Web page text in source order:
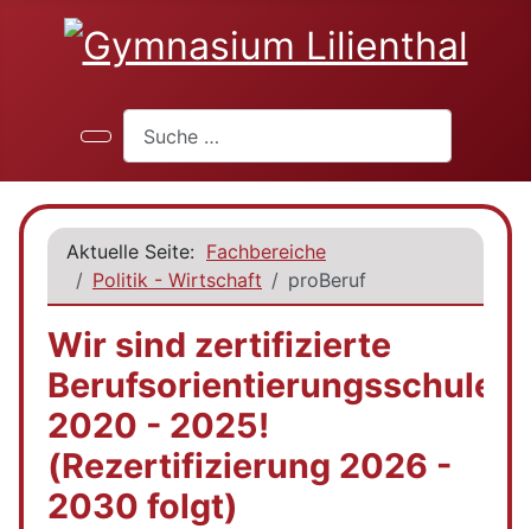
Aktuelle Seite: Fachbereiche
Politik - Wirtschaft
proBeruf
Wir sind zertifizierte
Berufsorientierungsschule
2020 - 2025!
(Rezertifizierung 2026 -
2030 folgt)